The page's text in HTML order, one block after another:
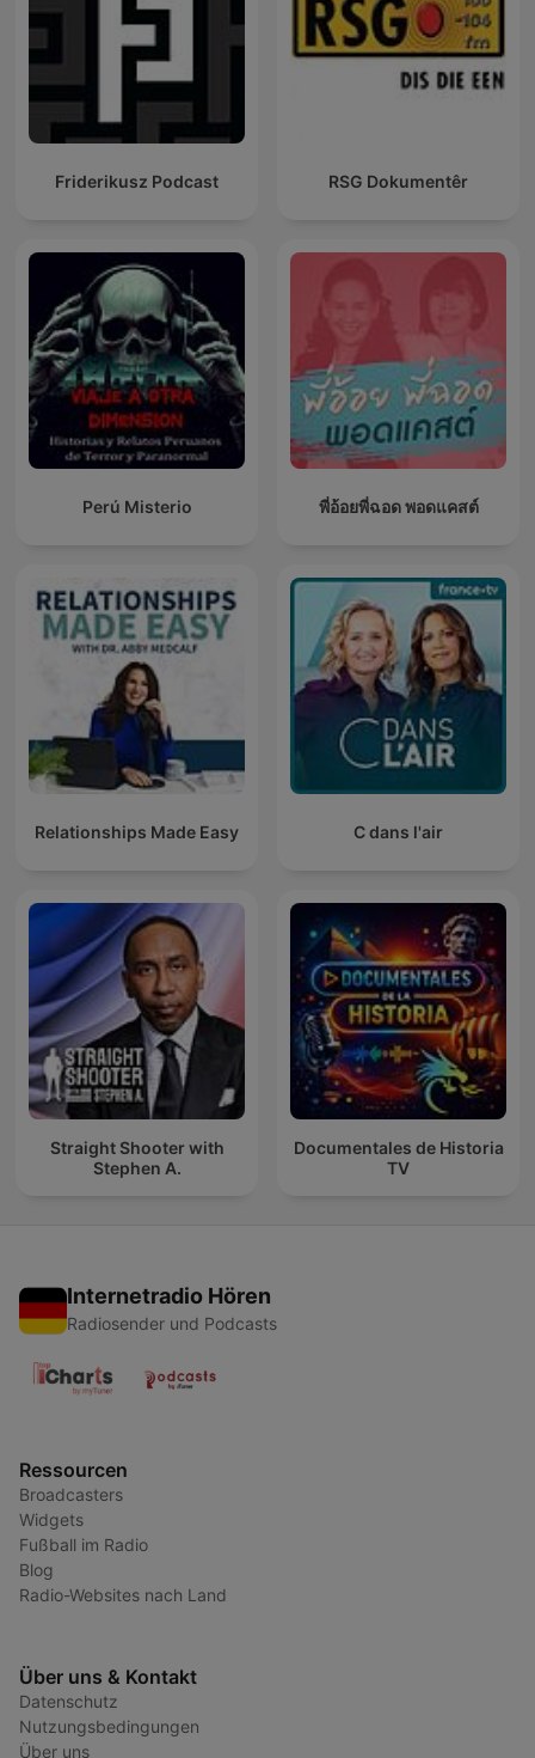
Friderikusz Podcast RSG Dokumentêr
Perú Misterio พี่อ้อยพี่ฉอด พอดแคสต์
Relationships Made Easy C dans l'air
Straight Shooter with
Stephen A.
Documentales de Historia
TV
Internetradio Hören
Radiosender und Podcasts
Ressourcen
Broadcasters
Widgets
Fußball im Radio
Blog
Radio-Websites nach Land
Über uns & Kontakt
Datenschutz
Nutzungsbedingungen
Über uns